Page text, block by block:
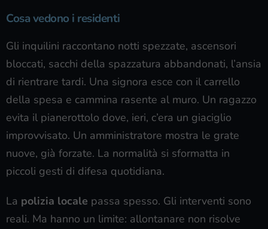
Cosa vedono i residenti
Gli inquilini raccontano notti spezzate, ascensori
bloccati, sacchi della spazzatura abbandonati, l’ansia
di rientrare tardi. Una signora esce con il carrello
della spesa e cammina rasente al muro. Un ragazzo
evita il pianerottolo dove, ieri, c’era un giaciglio
improvvisato. Un amministratore mostra le grate
nuove, già forzate. La normalità si sformatta in
piccoli gesti di difesa quotidiana.
La polizia locale passa spesso. Gli interventi sono
reali. Ma hanno un limite: allontanare non risolve